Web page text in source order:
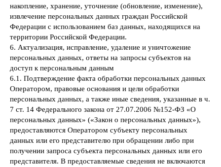
накопление, хранение, уточнение (обновление, изменение),
извлечение персональных данных граждан Российской
Федерации с использованием баз данных, находящихся на
территории Российской Федерации.
6. Актуализация, исправление, удаление и уничтожение
персональных данных, ответы на запросы субъектов на
доступ к персональным данным
6.1. Подтверждение факта обработки персональных данных
Оператором, правовые основания и цели обработки
персональных данных, а также иные сведения, указанные в ч.
7 ст. 14 Федерального закона от 27.07.2006 №152-ФЗ «О
персональных данных» («Закон о персональных данных»),
предоставляются Оператором субъекту персональных
данных или его представителю при обращении либо при
получении запроса субъекта персональных данных или его
представителя. В предоставляемые сведения не включаются